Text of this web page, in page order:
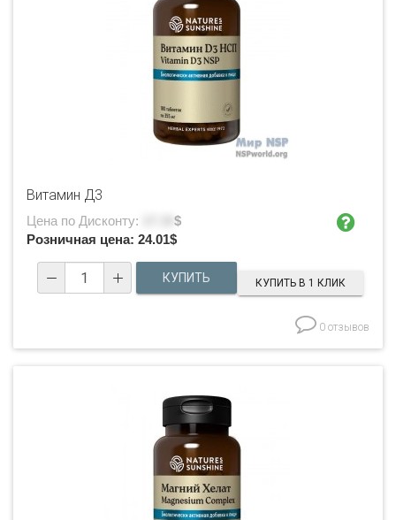
Витамин Д3
Цена по Дисконту:
$
Розничная цена: 24.01$
КУПИТЬ В 1 КЛИК
0 отзывов